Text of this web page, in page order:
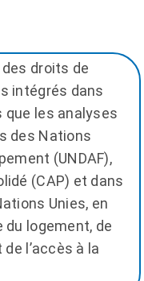
droits de
intégrés dans
que les analyses
des Nations
(UNDAF),
(CAP) et dans
Unies, en
logement, de
de l’accès à la